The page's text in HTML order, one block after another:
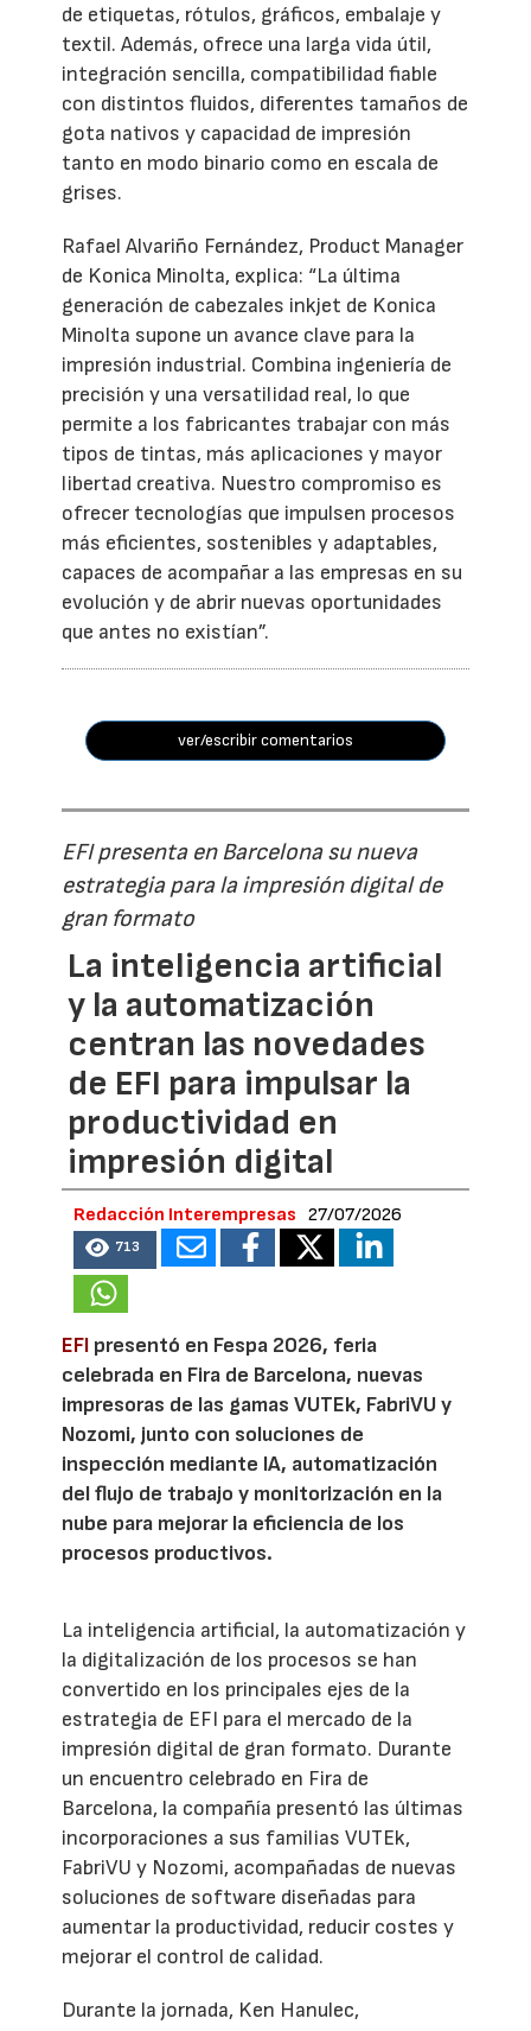
de etiquetas, rótulos, gráficos, embalaje y
textil. Además, ofrece una larga vida útil,
integración sencilla, compatibilidad fiable
con distintos fluidos, diferentes tamaños de
gota nativos y capacidad de impresión
tanto en modo binario como en escala de
grises.
Rafael Alvariño Fernández, Product Manager
de Konica Minolta, explica: “La última
generación de cabezales inkjet de Konica
Minolta supone un avance clave para la
impresión industrial. Combina ingeniería de
precisión y una versatilidad real, lo que
permite a los fabricantes trabajar con más
tipos de tintas, más aplicaciones y mayor
libertad creativa. Nuestro compromiso es
ofrecer tecnologías que impulsen procesos
más eficientes, sostenibles y adaptables,
capaces de acompañar a las empresas en su
evolución y de abrir nuevas oportunidades
que antes no existían”.
ver/escribir comentarios
EFI presenta en Barcelona su nueva
estrategia para la impresión digital de
gran formato
La inteligencia artificial
y la automatización
centran las novedades
de EFI para impulsar la
productividad en
impresión digital
Redacción Interempresas 27/07/2026
713
EFI presentó en Fespa 2026, feria
celebrada en Fira de Barcelona, nuevas
impresoras de las gamas VUTEk, FabriVU y
Nozomi, junto con soluciones de
inspección mediante IA, automatización
del flujo de trabajo y monitorización en la
nube para mejorar la eficiencia de los
procesos productivos.
La inteligencia artificial, la automatización y
la digitalización de los procesos se han
convertido en los principales ejes de la
estrategia de EFI para el mercado de la
impresión digital de gran formato. Durante
un encuentro celebrado en Fira de
Barcelona, la compañía presentó las últimas
incorporaciones a sus familias VUTEk,
FabriVU y Nozomi, acompañadas de nuevas
soluciones de software diseñadas para
aumentar la productividad, reducir costes y
mejorar el control de calidad.
Durante la jornada, Ken Hanulec,